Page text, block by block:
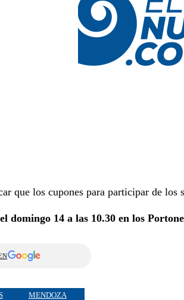
que los cupones para participar de los
domingo 14 a las 10.30 en los
MENDOZA